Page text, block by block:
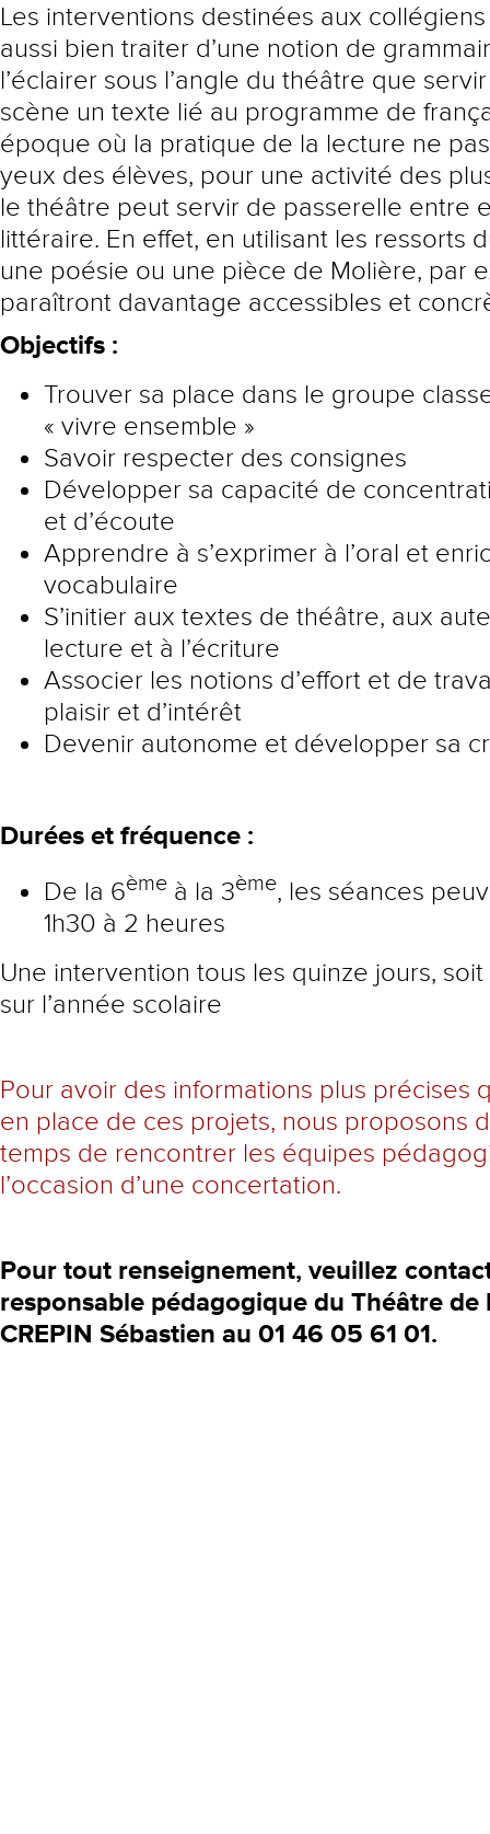
Les interventions destinées aux
aussi bien traiter d’une notion de
l’éclairer sous l’angle du théâtre que
scène un texte lié au programme de
époque où la pratique de la lecture ne
yeux des élèves, pour une activité des
le théâtre peut servir de passerelle entre
littéraire. En effet, en utilisant les ressorts
une poésie ou une pièce de Molière, par
paraîtront davantage accessibles et
Objectifs :
Trouver sa place dans le groupe
« vivre ensemble »
Savoir respecter des consignes
Développer sa capacité de
et d’écoute
Apprendre à s’exprimer à l’oral et
vocabulaire
S’initier aux textes de théâtre, aux
lecture et à l’écriture
Associer les notions d’effort et de
plaisir et d’intérêt
Devenir autonome et développer sa
Durées et fréquence :
De la 6ème à la 3ème, les séances
1h30 à 2 heures
Une intervention tous les quinze jours, soit
sur l’année scolaire
Pour avoir des informations plus précises
en place de ces projets, nous proposons
temps de rencontrer les équipes
l’occasion d’une concertation.
Pour tout renseignement, veuillez
responsable pédagogique du Théâtre de
CREPIN Sébastien au 01 46 05 61 01.